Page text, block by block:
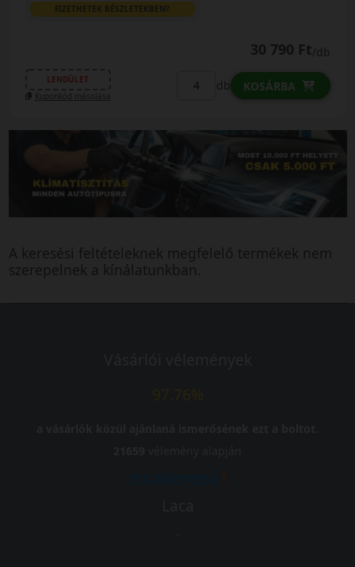
FIZETHETEK RÉSZLETEKBEN?
30 790 Ft/db
LENDÜLET
Kuponkód másolása
db KOSÁRBA
A keresési feltételeknek megfelelő termékek nem
szerepelnek a kínálatunkban.